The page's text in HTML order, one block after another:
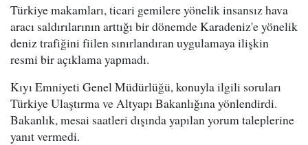
Türkiye makamları, ticari gemilere yönelik insansız hava
aracı saldırılarının arttığı bir dönemde Karadeniz'e yönelik
deniz trafiğini fiilen sınırlandıran uygulamaya ilişkin
resmi bir açıklama yapmadı.
Kıyı Emniyeti Genel Müdürlüğü, konuyla ilgili soruları
Türkiye Ulaştırma ve Altyapı Bakanlığına yönlendirdi.
Bakanlık, mesai saatleri dışında yapılan yorum taleplerine
yanıt vermedi.